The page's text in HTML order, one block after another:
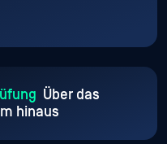
Über das
hinaus